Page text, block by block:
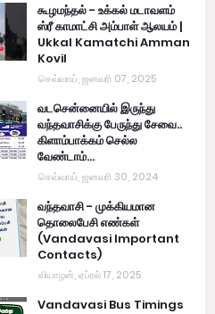
கூழமந்தல் - உக்கல் மடாவளம்
ஸ்ரீ காமாட்சி அம்பாள் ஆலயம் |
Ukkal Kamatchi Amman
Kovil
செவ்வாய், ஜனவரி 07, 2025
வடசென்னையில் இருந்து
வந்தவாசிக்கு பேருந்து சேவை..
கிளாம்பாக்கம் செல்ல
வேண்டாம்...
செவ்வாய், ஜனவரி 30, 2024
வந்தவாசி - முக்கியமான
தொலைபேசி எண்கள்
(Vandavasi Important
Contacts)
வியாழன், ஏப்ரல் 17, 2025
Vandavasi Bus Timings